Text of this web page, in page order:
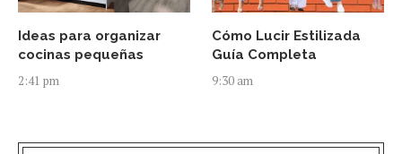
Ideas para organizar
cocinas pequeñas
2:41 pm
Cómo Lucir Estilizada
Guía Completa
9:30 am